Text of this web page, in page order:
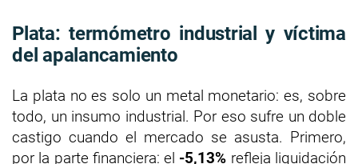
Plata: termómetro industrial y víctima
del apalancamiento
La plata no es solo un metal monetario: es, sobre
todo, un insumo industrial. Por eso sufre un doble
castigo cuando el mercado se asusta. Primero,
por la parte financiera: el -5,13% refleja liquidación